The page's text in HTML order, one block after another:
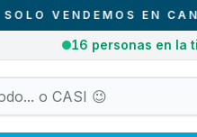
VENDEMOS EN
pedidos entregados